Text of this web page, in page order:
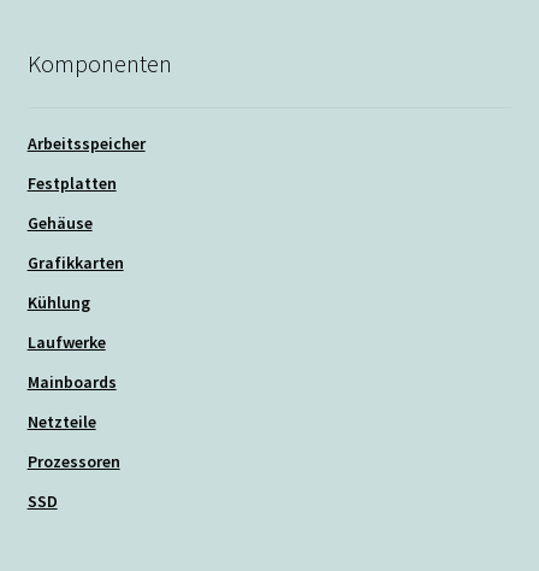
Komponenten
Arbeitsspeicher
Festplatten
Gehäuse
Grafikkarten
Kühlung
Laufwerke
Mainboards
Netzteile
Prozessoren
SSD